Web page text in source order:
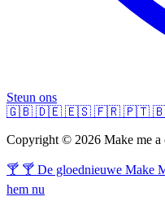
Steun ons
🇬🇧 🇩🇪 🇪🇸 🇫🇷 🇵🇹
Copyright © 2026 Make me a
🍸 🍸 De gloednieuwe Make
hem nu